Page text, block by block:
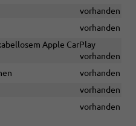
vorhanden
vorhanden
Apple CarPlay
vorhanden
vorhanden
vorhanden
vorhanden